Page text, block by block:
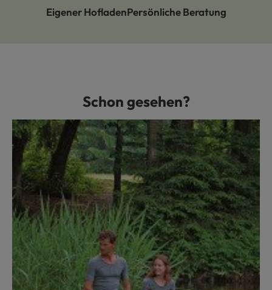
Eigener HofladenPersönliche Beratung
Produktgalerie überspringenSchon gesehen?